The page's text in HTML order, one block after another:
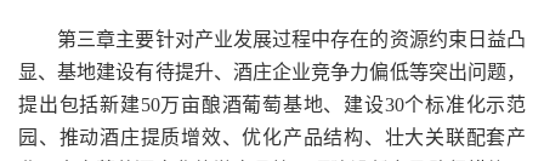
第三章主要针对产业发展过程中存在的资源约束日益凸
显、基地建设有待提升、酒庄企业竞争力偏低等突出问题，
提出包括新建50万亩酿酒葡萄基地、建设30个标准化示范
园、推动酒庄提质增效、优化产品结构、壮大关联配套产